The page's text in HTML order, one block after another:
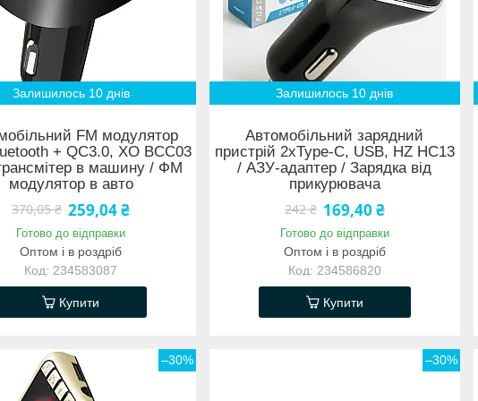
Залишилось 10 днів
FM модулятор
+ QC3.0, XO BCC03
в машину / ФМ
модулятор в авто
370,05 ₴ 259,04 ₴
Готово до відправки
Оптом і в роздріб
234583087
Купити
Залишилось 10 днів
Автомобільний зарядний
пристрій 2хType-C, USB, HZ HC13
/ АЗУ-адаптер / Зарядка від
прикурювача
242 ₴ 169,40 ₴
Готово до відправки
Оптом і в роздріб
234586820
Купити
–30% –30%